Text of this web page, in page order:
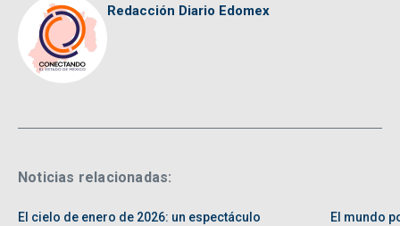
Redacción Diario Edomex
Noticias relacionadas:
El cielo de enero de 2026: un espectáculo
El mundo